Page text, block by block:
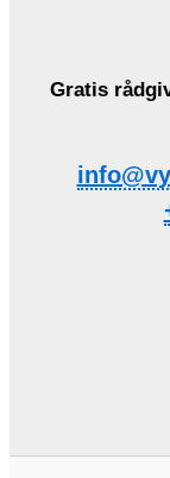
Gratis